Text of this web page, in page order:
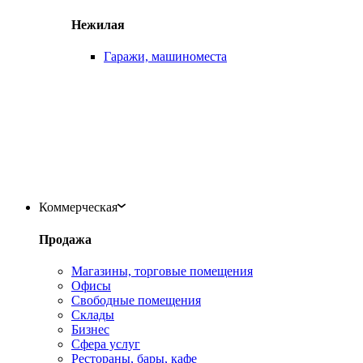
Нежилая
Гаражи, машиноместа
Коммерческая
Продажа
Магазины, торговые помещения
Офисы
Свободные помещения
Склады
Бизнес
Сфера услуг
Рестораны, бары, кафе